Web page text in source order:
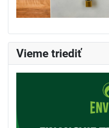
Vieme triediť